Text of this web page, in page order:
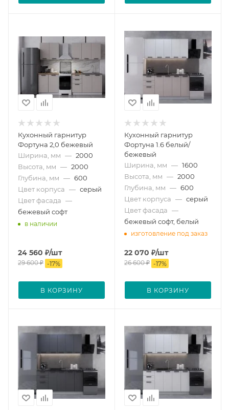
Кухонный гарнитур
Фортуна 2,0 бежевый
Ширина, мм — 2000
Высота, мм — 2000
Глубина, мм — 600
Цвет корпуса — серый
Цвет фасада —
бежевый софт
в наличии
24 560 ₽/шт
29 600₽ -17%
В КОРЗИНУ
Кухонный гарнитур
Фортуна 1.6 белый/
бежевый
Ширина, мм — 1600
Высота, мм — 2000
Глубина, мм — 600
Цвет корпуса — серый
Цвет фасада —
бежевый софт, белый
изготовление под заказ
22 070 ₽/шт
26 600₽ -17%
В КОРЗИНУ